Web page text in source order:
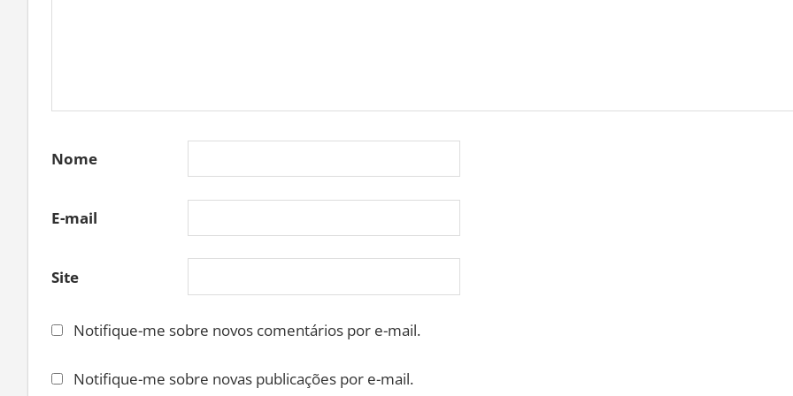
Nome
E-mail
Site
Notifique-me sobre novos comentários por e-mail.
Notifique-me sobre novas publicações por e-mail.